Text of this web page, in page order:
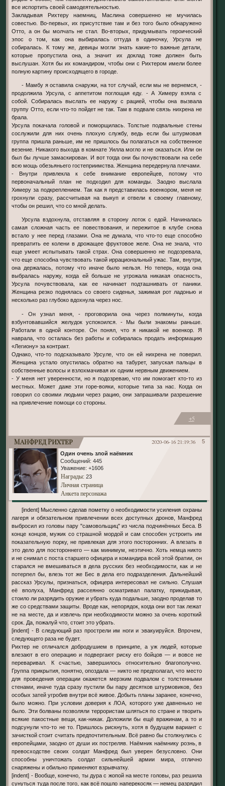
все испортить своей самодеятельностью.
Закладывая Рихтеру наемниц, Маслина совершенно не мучилась
совестью. Во-первых, их присутствие там и без того было обнаружено
Отто, а он бы молчать не стал. Во-вторых, придумывать героический
эпос о том, как она выбиралась оттуда в одиночку, Урсула не
собиралась. К тому же, девицы могли знать какие-то важные детали,
которые пропустила она, а значит их доклад тоже должен быть
выслушан. Хотя бы их командиром, чтобы они с Рихтером имели более
полную картину происходящего в городе.
- Мамбу я оставила снаружи, на тот случай, если мы не вернемся, -
продолжила Урсула, с аппетитом поглощая еду. - А Химеру взяла с
собой. Собиралась выслать ее наружу с рацией, чтобы она вызвала
группу Отто, если что-то пойдет не так. Там в подвале связь нихрена не
брала.
Урсула покачала головой и поморщилась. Толстые подвальные стены
сослужили для них очень плохую службу, ведь если бы штурмовая
группа пришла раньше, им не пришлось бы полагаться на собственное
везение. Никакого выхода в комнате Уилла могло и не оказаться. Или он
был бы лучше замаскирован. И вот тогда они бы почувствовали на себе
всю мощь обезьяньего гостеприимства. Женщина передернула плечами.
- Внутри привлекла к себе внимание европейцев, потому что
первоначальный план не подходил для команды. Заодно выслала
Химеру за подкреплением. Так как я представилась военкором, меня не
грохнули сразу, рассчитывая на выкуп и отвели к своему главному,
чтобы он решил, что со мной делать.
Урсула вздохнула, отставляя в сторону лоток с едой. Начиналась
самая сложная часть ее повествования, и пережитое в клубе снова
встало у нее перед глазами. Она не думала, что что-то еще способно
превратить ее колени в дрожащее фруктовое желе. Она не знала, что
еще умеет испытывать такой страх. Она совершенно не подозревала,
что еще способна чувствовать такой иррациональный ужас. Там, внутри,
она держалась, потому что иначе было нельзя. Но теперь, когда она
выбралась наружу, когда ей больше не угрожала никакая опасность,
Урсула почувствовала, как ее начинает подташнивать от паники.
Женщина резко поднялась со своего сиденья, зажимая рот ладонью и
несколько раз глубоко вдохнула через нос.
- Он узнал меня, - проговорила она через полминуты, когда
взбунтовавшийся желудок успокоился. - Мы были знакомы раньше.
Работали в одной конторе. Он понял, что я никакой не военкор. Я
наврала, что осталась без работы и собиралась продать информацию
«Легиону» за контракт.
Однако, что-то подсказывало Урсуле, что он ей нихрена не поверил.
Женщина устало опустилась обратно на табурет, запуская пальцы в
собственные волосы и взлохмачивая их одним нервным движением.
- У меня нет уверенности, но я подозреваю, что им помогает кто-то из
местных. Может даже эти горе-вояки, которые типа за нас. Когда он
говорил со своими людьми через рацию, они запрашивали разрешение
на привлечение помощи со стороны.
+5
5
2020-06-16 21:19:36
Манфред Рихтер
Один очень злой наёмник
Сообщений: 445
Уважение: +1606
Награды: 23
Личная страница
Анкета персонажа
[indent] Мысленно сделав пометку о необходимости усиления охраны
лагеря и обязательном привлечении всех доступных дронов, Манфред
выбросил из головы пару "самовольщиц" из числа подчинённых Беса. В
конце концов, мужик со страшной мордой и сам способен устроить им
показательную порку, не привлекая для этого посторонних. А влезать в
это дело для постороннего — как минимум, неэтично. Хоть немца никто
и не снимал с поста старшего офицера и командира всей этой братии, он
старался не вмешиваться в дела русских без необходимости, как и не
потерпел бы, влезь тот же Бес в дела его подразделения. Дальнейший
рассказ Урсулы, признаться, офицера интересовал не сильно. Слушая
её вполуха, Манфред рассеянно осматривал палатку, прикидывая,
стоило ли разрядить оружие и убрать куда подальше, заодно проделав то
же со средствами защиты. Вроде как, непорядок, когда они вот так лежат
не на месте, да и извлечь при необходимости можно за очень короткий
срок. Да, пожалуй что, стоит это убрать.
[indent] - В следующий раз прострели им ноги и эвакуируйся. Впрочем,
следующего раза не будет.
Рихтер не отличался добродушием в принципе, а уж людей, которые
влезают в его операцию и подвергают риску его бойцов — и вовсе не
переваривал. К счастью, завершилось относительно благополучно.
Группа прикрытия, понятно, опоздала — никто не предполагал, что место
для проведения операции окажется мерзким подвалом с толстенными
стенами, иначе туда сразу пустили бы пару десятков штурмовиков, без
особых затей угробив внутри всё живое. Добыть планы заранее, конечно,
было можно. При условии доверия к ЛОА, которого уже давненько не
было. Эти болваны позволяли террористам шляться по стране и творить
всякие пакостные вещи, как-никак. Доложили бы ещё вражинам, а то и
подсунули что-то не то. Пришлось рискнуть, хотя в будущем вариант с
зачисткой стоит считать предпочтительным. Всё равно бы столкнулись с
европейцами, заодно от души их постреляв. Наёмник наёмнику рознь, в
превосходстве своих солдат Манфред был уверен безусловно. Они
способны уничтожать солдат сильнейшей армии мира, отлично
снаряжены и обильно применяют взрывчатку.
[indent] - Вообще, конечно, ты дура с жопой на месте головы, раз решила
сунуться туда после того, как всё пошло наперекосяк — немец разрядил